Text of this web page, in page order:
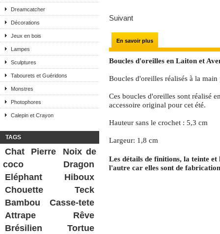
Dreamcatcher
Décorations
Jeux en bois
Lampes
Sculptures
Tabourets et Guéridons
Monstres
Photophores
Calepin et Crayon
TAGS
Chat Pierre
Noix de
coco
Dragon
Eléphant
Hiboux
Chouette
Teck
Bambou
Casse-tete
Attrape Rêve
Brésilien
Tortue
Suivant
En savoir plus
Boucles d'oreilles en Laiton et
Boucles d'oreilles réalisés à la
Ces boucles d'oreilles sont réalisé
accessoire original pour cet été.
Hauteur sans le crochet : 5,3 cm
Largeur: 1,8 cm
Les détails de finitions, la teinte
l'autre car elles sont de